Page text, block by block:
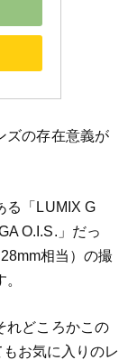
ズの存在意義が
る「LUMIX G
O.I.S.」だっ
相当）の撮
れどころかこの
もお気に入りのレ